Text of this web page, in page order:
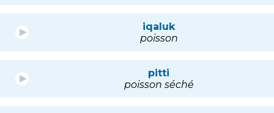
iqaluk
poisson
pitti
poisson séché